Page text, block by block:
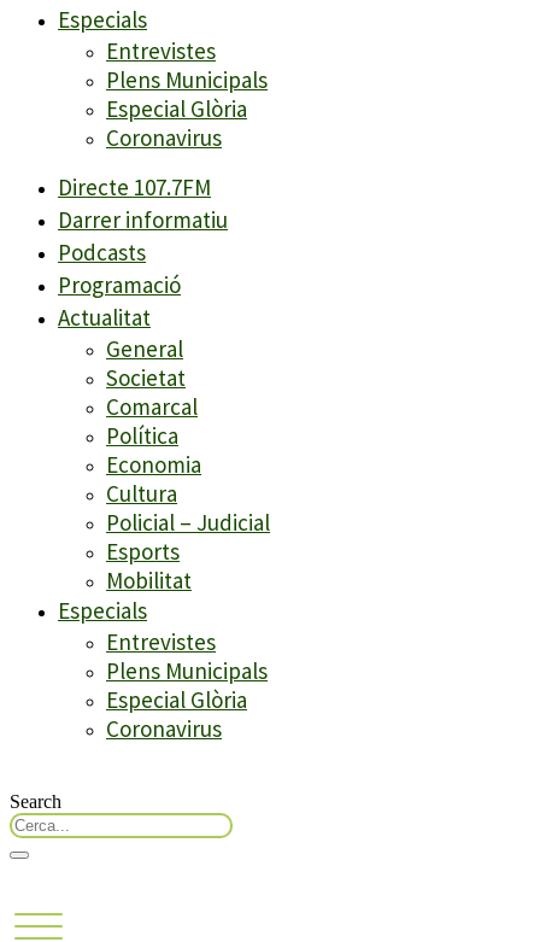
Especials
Entrevistes
Plens Municipals
Especial Glòria
Coronavirus
Directe 107.7FM
Darrer informatiu
Podcasts
Programació
Actualitat
General
Societat
Comarcal
Política
Economia
Cultura
Policial – Judicial
Esports
Mobilitat
Especials
Entrevistes
Plens Municipals
Especial Glòria
Coronavirus
Search